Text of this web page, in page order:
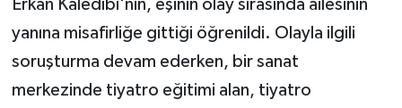
Erkan Kaledibi'nin, eşinin olay sırasında ailesinin
yanına misafirliğe gittiği öğrenildi. Olayla ilgili
soruşturma devam ederken, bir sanat
merkezinde tiyatro eğitimi alan, tiyatro